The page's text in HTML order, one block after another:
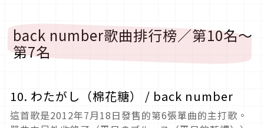
back number歌曲排行榜／第10名～
第7名
10. わたがし（棉花糖） / back number
這首歌是2012年7月18日發售的第6張單曲的主打歌。